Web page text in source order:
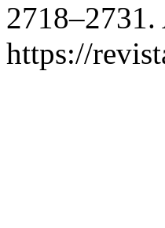
2718–2731.
https://